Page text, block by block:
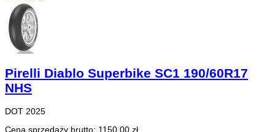
Pirelli Diablo Superbike SC1 190/60R17
NHS
DOT 2025
Cena sprzedaży brutto: 1150,00 zł